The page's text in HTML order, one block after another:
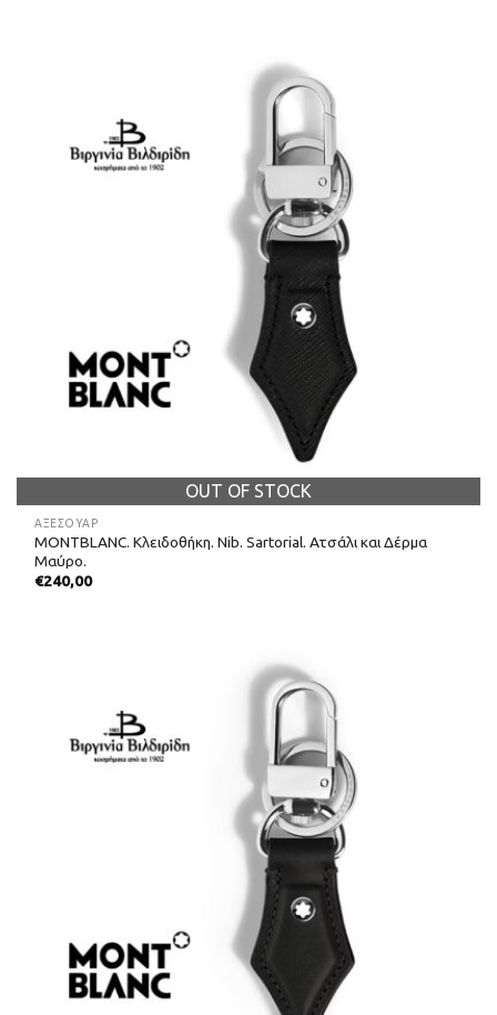
OUT OF STOCK
ΑΞΕΣΟΥΑΡ
MONTBLANC. Κλειδοθήκη. Nib. Sartorial. Ατσάλι και Δέρμα
Μαύρο.
€240,00